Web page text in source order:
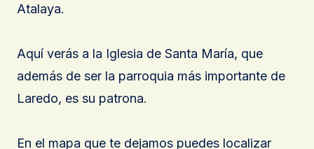
Atalaya.
Aquí verás a la Iglesia de Santa María, que
además de ser la parroquia más importante de
Laredo, es su patrona.
En el mapa que te dejamos puedes localizar